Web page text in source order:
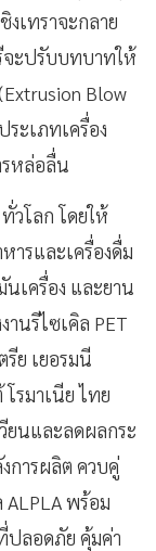
เทราจะกลาย
จะปรับบทบาทให้
Blow
ะเภทเครื่อง
รหล่อลื่น
วโลก โดยให้
ารและเครื่องดื่ม
เครื่อง และยาน
นรีไซเคิล PET
รีย เยอรมนี
รมาเนีย ไทย
นและลดผลกระ
การผลิต ควบคู่
ALPLA พร้อม
ปลอดภัย คุ้มค่า